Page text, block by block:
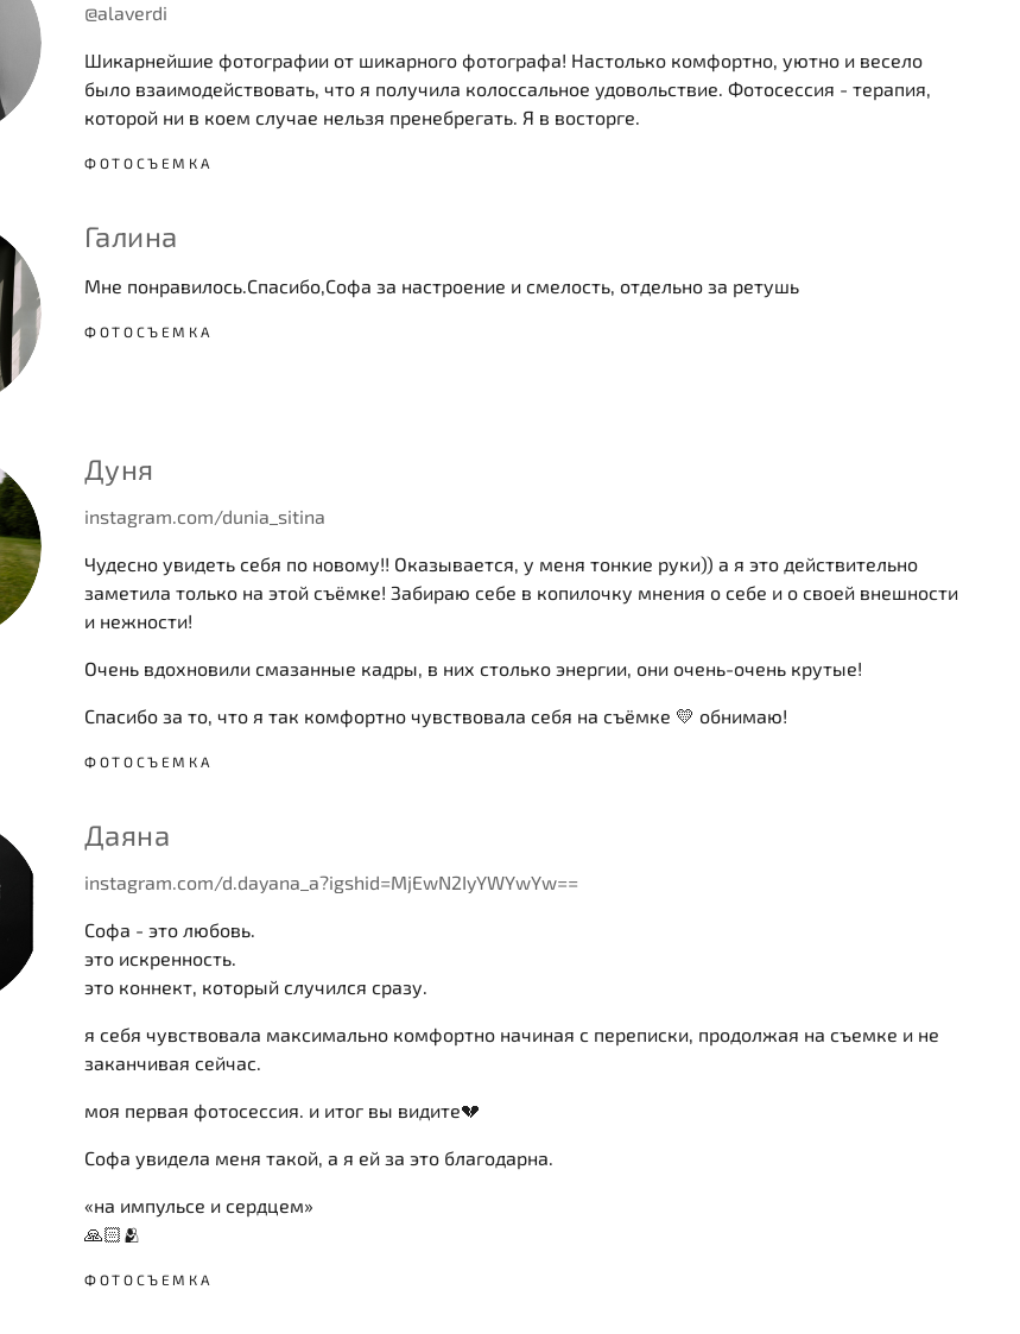
@alaverdi
Шикарнейшие фотографии от шикарного фотографа! Настолько комфортно, уютно и весело
было взаимодействовать, что я получила колоссальное удовольствие. Фотосессия - терапия,
которой ни в коем случае нельзя пренебрегать. Я в восторге.
ФОТОСЪЕМКА
Галина
Мне понравилось.Спасибо,Софа за настроение и смелость, отдельно за ретушь
ФОТОСЪЕМКА
Дуня
instagram.com/dunia_sitina
Чудесно увидеть себя по новому!! Оказывается, у меня тонкие руки)) а я это действительно
заметила только на этой съёмке! Забираю себе в копилочку мнения о себе и о своей внешности
и нежности!
Очень вдохновили смазанные кадры, в них столько энергии, они очень-очень крутые!
Спасибо за то, что я так комфортно чувствовала себя на съёмке 💛 обнимаю!
ФОТОСЪЕМКА
Даяна
instagram.com/d.dayana_a?igshid=MjEwN2IyYWYwYw==
Софа - это любовь.
это искренность.
это коннект, который случился сразу.
я себя чувствовала максимально комфортно начиная с переписки, продолжая на съемке и не
заканчивая сейчас.
моя первая фотосессия. и итог вы видите💔
Софа увидела меня такой, а я ей за это благодарна.
«на импульсе и сердцем»
🙏🏻🫂
ФОТОСЪЕМКА